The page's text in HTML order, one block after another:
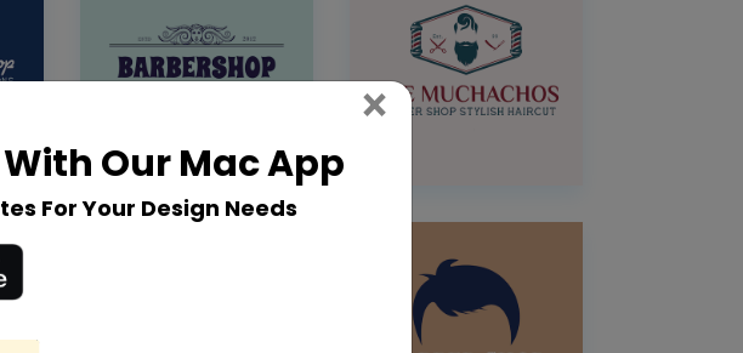
Our Mac App
For Your Design Needs
× Close